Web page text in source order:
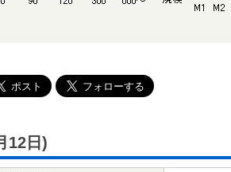
12日)